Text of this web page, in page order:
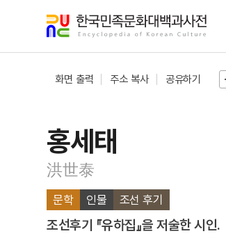
화면 출력 주소 복사 공유하기
홍세태
洪世泰
문학 인물 조선 후기
조선후기 『유하집』을 저술한 시인.